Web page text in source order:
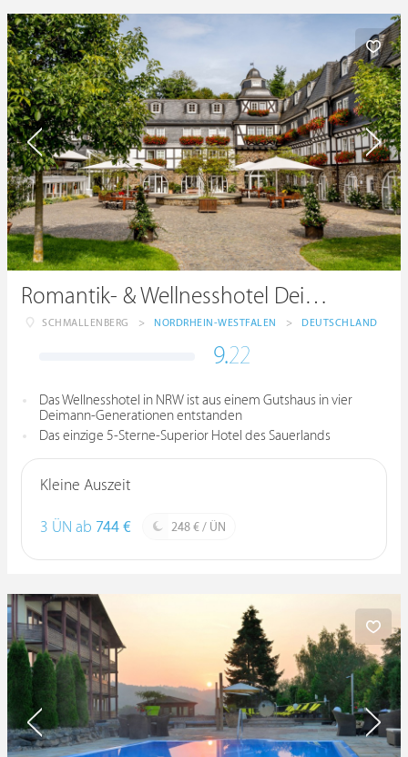
Romantik- & Wellnesshotel Deimann
SCHMALLENBERG > NORDRHEIN-WESTFALEN > DEUTSCHLAND
9.22
Das Wellnesshotel in NRW ist aus einem Gutshaus in vier
Deimann-Generationen entstanden
Das einzige 5-Sterne-Superior Hotel des Sauerlands
Kleine Auszeit
3 ÜN ab 744 € 248 € / ÜN